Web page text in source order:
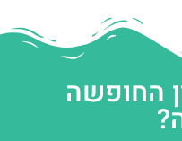
החופשה